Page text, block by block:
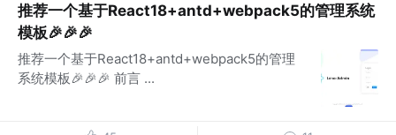
推荐一个基于React18+antd+webpack5的管理系统
模板🎉🎉🎉
推荐一个基于React18+antd+webpack5的管理
系统模板🎉🎉🎉 前言 ...